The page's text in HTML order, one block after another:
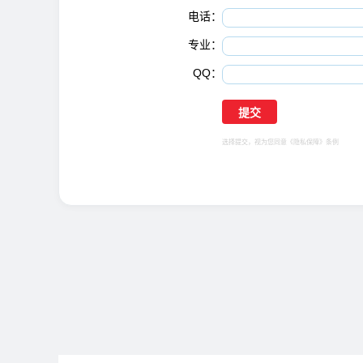
电话：
专业：
QQ：
选择提交，视为您同意 《隐私保障》 条例